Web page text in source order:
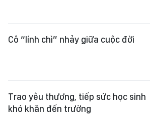
Cô “lính chì” nhảy giữa cuộc đời
Trao yêu thương, tiếp sức học sinh
khó khăn đến trường